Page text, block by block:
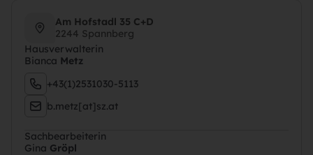
Am Hofstadl 35 C+D
2244 Spannberg
Hausverwalterin
Bianca Metz
+43(1)2531030-5113
b.metz[at]sz.at
Sachbearbeiterin
Gina Gröpl